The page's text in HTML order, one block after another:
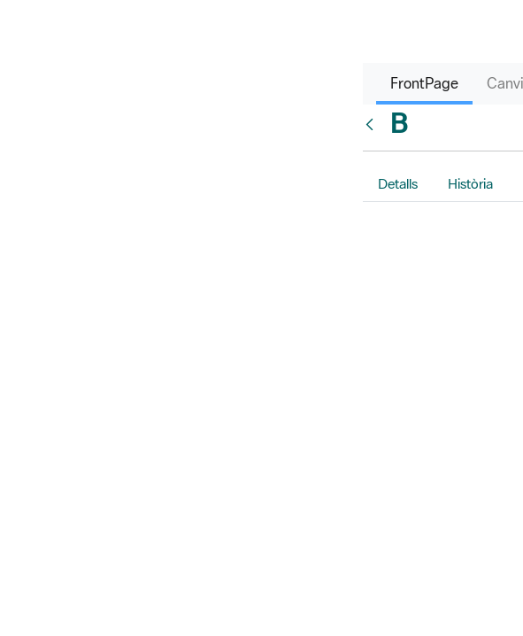
FrontPage
B
Detalls Història